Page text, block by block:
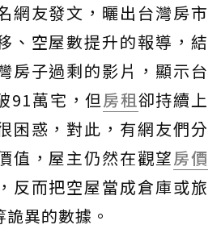
網友發文，曬出台灣房市
、空屋數提升的報導，結
房子過剩的影片，顯示台
91萬宅，但房租卻持續上
困惑，對此，有網友們分
值，屋主仍然在觀望房價
反而把空屋當成倉庫或旅
異的數據。